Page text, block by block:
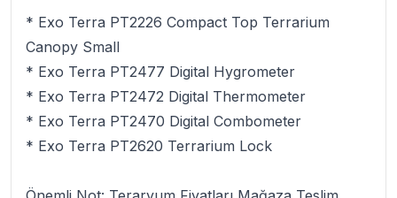
* Exo Terra PT2226 Compact Top Terrarium
Canopy Small
* Exo Terra PT2477 Digital Hygrometer
* Exo Terra PT2472 Digital Thermometer
* Exo Terra PT2470 Digital Combometer
* Exo Terra PT2620 Terrarium Lock